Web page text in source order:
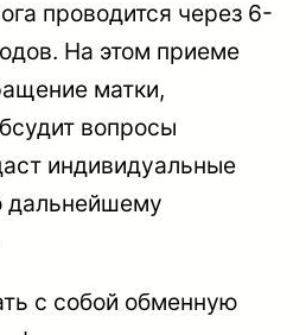
проводится через 6-
На этом приеме
матки,
вопросы
индивидуальные
дальнейшему
с собой обменную